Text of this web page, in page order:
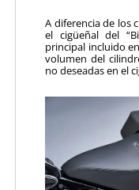
A diferencia de los
el cigüeñal del
principal incluido
volumen del
no deseadas en el